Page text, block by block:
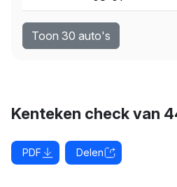
Toon 30 auto's
Kenteken check van
PDF Delen